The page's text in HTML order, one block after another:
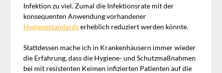
Infektion zu viel. Zumal die Infektionsrate mit der
konsequenten Anwendung vorhandener
Hygienestandardserheblich reduziert werden könnte.
Stattdessen mache ich in Krankenhäusern immer wieder
die Erfahrung, dass die Hygiene- und Schutzmaßnahmen
bei mit resistenten Keimen infizierten Patienten auf die